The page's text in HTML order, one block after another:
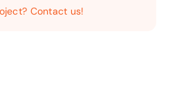
Contact us!